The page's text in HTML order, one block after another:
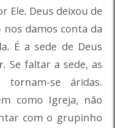
Ele. Deus deixou de
damos conta da
É a sede de Deus
Se faltar a sede, as
tornam-se áridas.
como Igreja, não
com o grupinho